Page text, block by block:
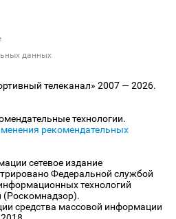
данных
телеканал» 2007 — 2026.
технологии.
рекомендательных
сетевое издание
Федеральной службой
технологий
средства массовой информации